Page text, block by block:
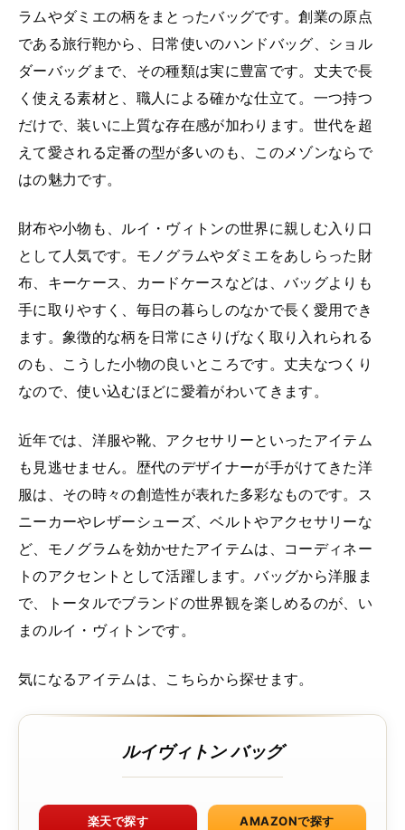
ラムやダミエの柄をまとったバッグです。創業の原点
である旅行鞄から、日常使いのハンドバッグ、ショル
ダーバッグまで、その種類は実に豊富です。丈夫で長
く使える素材と、職人による確かな仕立て。一つ持つ
だけで、装いに上質な存在感が加わります。世代を超
えて愛される定番の型が多いのも、このメゾンならで
はの魅力です。
財布や小物も、ルイ・ヴィトンの世界に親しむ入り口
として人気です。モノグラムやダミエをあしらった財
布、キーケース、カードケースなどは、バッグよりも
手に取りやすく、毎日の暮らしのなかで長く愛用でき
ます。象徴的な柄を日常にさりげなく取り入れられる
のも、こうした小物の良いところです。丈夫なつくり
なので、使い込むほどに愛着がわいてきます。
近年では、洋服や靴、アクセサリーといったアイテム
も見逃せません。歴代のデザイナーが手がけてきた洋
服は、その時々の創造性が表れた多彩なものです。ス
ニーカーやレザーシューズ、ベルトやアクセサリーな
ど、モノグラムを効かせたアイテムは、コーディネー
トのアクセントとして活躍します。バッグから洋服ま
で、トータルでブランドの世界観を楽しめるのが、い
まのルイ・ヴィトンです。
気になるアイテムは、こちらから探せます。
ルイヴィトン バッグ
楽天で探す AMAZONで探す